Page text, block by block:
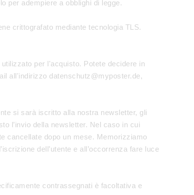
per adempiere a obblighi di legge.
crittografato mediante tecnologia TLS.
per l'acquisto. Potete decidere in
all'indirizzo datenschutz@myposter.de,
si sarà iscritto alla nostra newsletter, gli
l’invio della newsletter. Nel caso in cui
cancellate dopo un mese. Memorizziamo
dell’utente e all’occorrenza fare luce
contrassegnati è facoltativa e